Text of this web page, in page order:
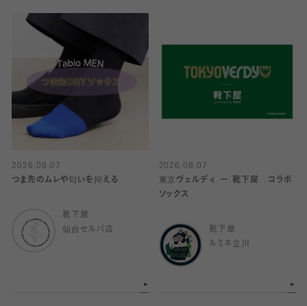
2026.08.07
つま先のムレや匂いを抑える
靴下屋
仙台セルバ店
2026.08.07
東京ヴェルディ ー 靴下屋 コラボ
ソックス
靴下屋
ルミネ立川